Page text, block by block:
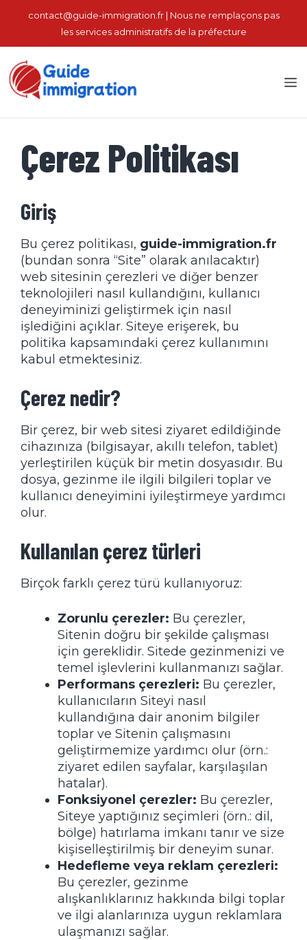
contact@guide-immigration.fr | Nous ne remplaçons pas
les services administratifs de la préfecture
Çerez Politikası
Giriş
Bu çerez politikası, guide-immigration.fr
(bundan sonra “Site” olarak anılacaktır)
web sitesinin çerezleri ve diğer benzer
teknolojileri nasıl kullandığını, kullanıcı
deneyiminizi geliştirmek için nasıl
işlediğini açıklar. Siteye erişerek, bu
politika kapsamındaki çerez kullanımını
kabul etmektesiniz.
Çerez nedir?
Bir çerez, bir web sitesi ziyaret edildiğinde
cihazınıza (bilgisayar, akıllı telefon, tablet)
yerleştirilen küçük bir metin dosyasıdır. Bu
dosya, gezinme ile ilgili bilgileri toplar ve
kullanıcı deneyimini iyileştirmeye yardımcı
olur.
Kullanılan çerez türleri
Birçok farklı çerez türü kullanıyoruz:
Zorunlu çerezler: Bu çerezler,
Sitenin doğru bir şekilde çalışması
için gereklidir. Sitede gezinmenizi ve
temel işlevlerini kullanmanızı sağlar.
Performans çerezleri: Bu çerezler,
kullanıcıların Siteyi nasıl
kullandığına dair anonim bilgiler
toplar ve Sitenin çalışmasını
geliştirmemize yardımcı olur (örn.:
ziyaret edilen sayfalar, karşılaşılan
hatalar).
Fonksiyonel çerezler: Bu çerezler,
Siteye yaptığınız seçimleri (örn.: dil,
bölge) hatırlama imkanı tanır ve size
kişiselleştirilmiş bir deneyim sunar.
Hedefleme veya reklam çerezleri:
Bu çerezler, gezinme
alışkanlıklarınız hakkında bilgi toplar
ve ilgi alanlarınıza uygun reklamlara
ulaşmanızı sağlar.